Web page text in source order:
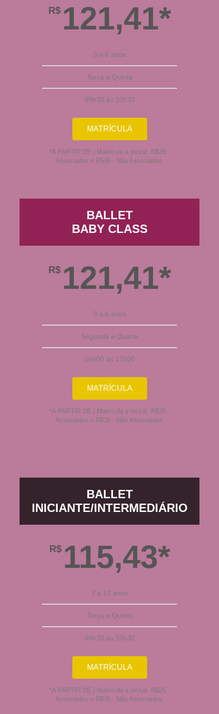
R$ 121,41*
3 a 6 anos
Terça e Quinta
09h30 às 10h30
MATRÍCULA
*A PARTIR DE | Matrícula a incluir: R$25 -
Associados e R$35 - Não Associados.
BALLET
BABY CLASS
R$ 121,41*
3 a 6 anos
Segunda e Quarta
16h00 às 17h00
MATRÍCULA
*A PARTIR DE | Matrícula a incluir: R$25 -
Associados e R$35 - Não Associados.
BALLET
INICIANTE/INTERMEDIÁRIO
R$ 115,43*
7 a 12 anos
Terça e Quinta
09h30 às 10h30
MATRÍCULA
*A PARTIR DE | Matrícula a incluir: R$25 -
Associados e R$35 - Não Associados.